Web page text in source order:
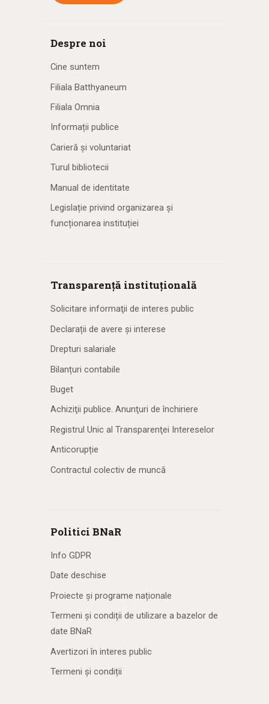
Despre noi
Cine suntem
Filiala Batthyaneum
Filiala Omnia
Informații publice
Carieră și voluntariat
Turul bibliotecii
Manual de identitate
Legislație privind organizarea și
funcționarea instituției
Transparență instituțională
Solicitare informaţii de interes public
Declarații de avere și interese
Drepturi salariale
Bilanțuri contabile
Buget
Achiziţii publice. Anunţuri de închiriere
Registrul Unic al Transparenţei Intereselor
Anticorupție
Contractul colectiv de muncă
Politici BNaR
Info GDPR
Date deschise
Proiecte și programe naționale
Termeni și condiții de utilizare a bazelor de
date BNaR
Avertizori în interes public
Termeni și condiții